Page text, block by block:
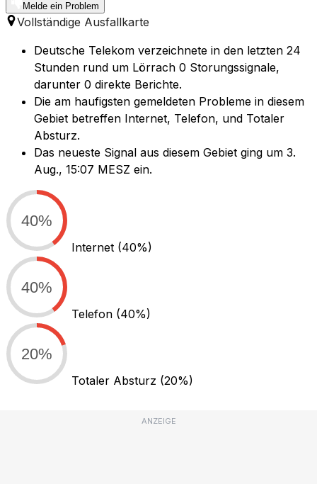
Melde ein Problem
Vollständige Ausfallkarte
Deutsche Telekom verzeichnete in den letzten 24
Stunden rund um Lörrach 0 Storungssignale,
darunter 0 direkte Berichte.
Die am haufigsten gemeldeten Probleme in diesem
Gebiet betreffen Internet, Telefon, und Totaler
Absturz.
Das neueste Signal aus diesem Gebiet ging um 3.
Aug., 15:07 MESZ ein.
40%
Internet (40%)
40%
Telefon (40%)
20%
Totaler Absturz (20%)
ANZEIGE